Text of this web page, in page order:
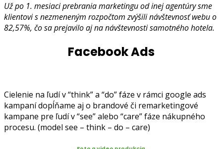
Už po 1. mesiaci prebrania marketingu od inej agentúry sme
klientovi s nezmeneným rozpočtom zvýšili návštevnosť webu o
82,57%, čo sa prejavilo aj na návštevnosti samotného hotela.
Facebook Ads
Cielenie na ľudí v “think” a “do” fáze v rámci google ads
kampaní dopĺňame aj o brandové či remarketingové
kampane pre ľudí v “see” alebo “care” fáze nákupného
procesu. (model see – think – do – care)